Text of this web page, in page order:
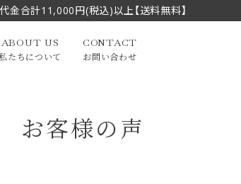
金合計11,000円(税込)以上【送料無料】
大中筆（半切・条幅以
ABOUT US
たちについて
CONTACT
お問い合わせ
お客様の声